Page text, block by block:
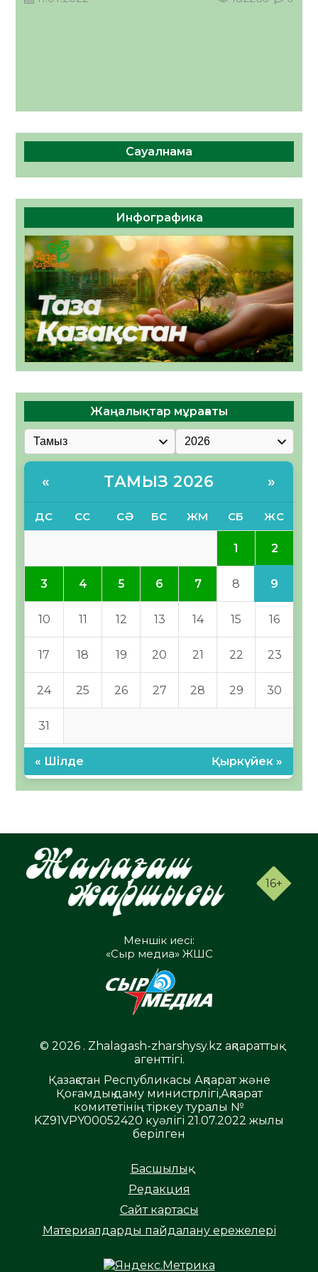
Сауалнама
Инфографика
Жаңалықтар мұрағаты
« ТАМЫЗ 2026 »
ДС СС СӘ БС ЖМ СБ ЖС
1 2
3 4 5 6 7 8 9
10 11 12 13 14 15 16
17 18 19 20 21 22 23
24 25 26 27 28 29 30
31
« Шілде Қыркүйек »
16+
Меншік иесі:
«Сыр медиа» ЖШС
© 2026 . Zhalagash-zharshysy.kz ақпараттық
агенттігі.
Қазақстан Республикасы Ақпарат және
Қоғамдық даму министрлігі,Ақпарат
комитетінің тіркеу туралы №
KZ91VPY00052420 куәлігі 21.07.2022 жылы
берілген
Басшылық
Редакция
Сайт картасы
Материалдарды пайдалану ережелері